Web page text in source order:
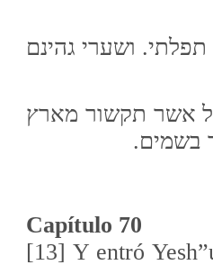
תפלתי. ושערי גהינם
אשר תקשור מארץ
בשמים.
Capítulo 70
[13] Y entró